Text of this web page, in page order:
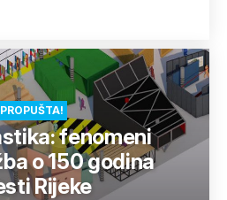
fenomeni
o 150 godina
Rijeke